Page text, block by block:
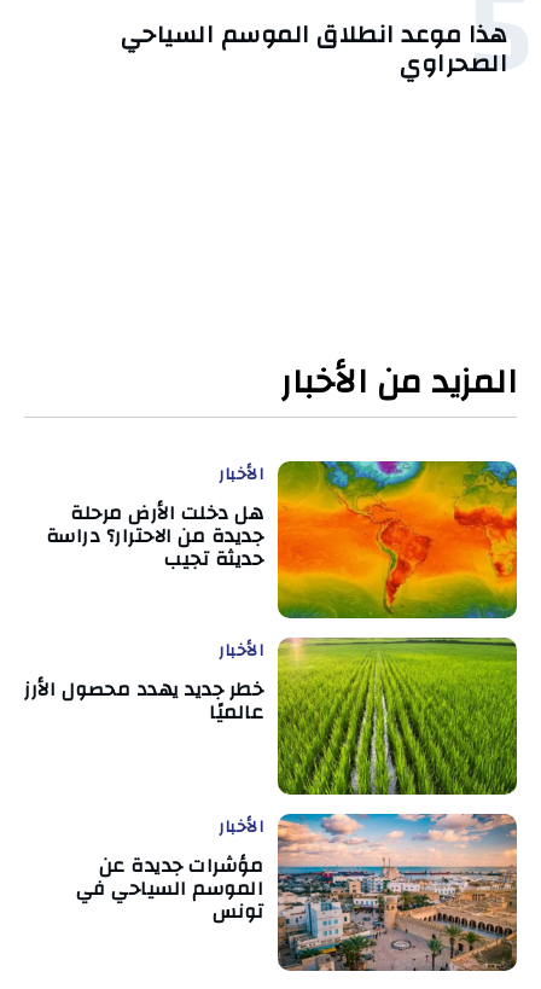
هذا موعد انطلاق الموسم السياحي
الصحراوي
المزيد من الأخبار
الأخبار
هل دخلت الأرض مرحلة
جديدة من الاحترار؟ دراسة
حديثة تجيب
الأخبار
خطر جديد يهدد محصول الأرز
عالميًا
الأخبار
مؤشرات جديدة عن
الموسم السياحي في
تونس